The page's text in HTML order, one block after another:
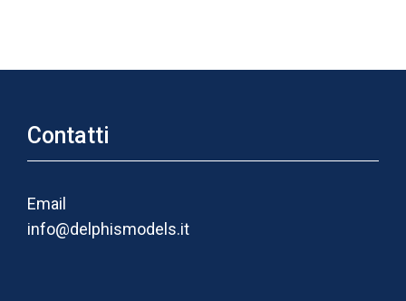
Contatti
Email
info@delphismodels.it